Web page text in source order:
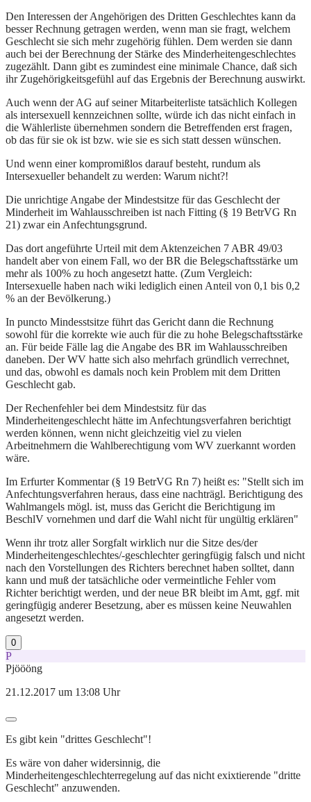
Den Interessen der Angehörigen des Dritten Geschlechtes kann da
besser Rechnung getragen werden, wenn man sie fragt, welchem
Geschlecht sie sich mehr zugehörig fühlen. Dem werden sie dann
auch bei der Berechnung der Stärke des Minderheitengeschlechtes
zugezählt. Dann gibt es zumindest eine minimale Chance, daß sich
ihr Zugehörigkeitsgefühl auf das Ergebnis der Berechnung auswirkt.
Auch wenn der AG auf seiner Mitarbeiterliste tatsächlich Kollegen
als intersexuell kennzeichnen sollte, würde ich das nicht einfach in
die Wählerliste übernehmen sondern die Betreffenden erst fragen,
ob das für sie ok ist bzw. wie sie es sich statt dessen wünschen.
Und wenn einer kompromißlos darauf besteht, rundum als
Intersexueller behandelt zu werden: Warum nicht?!
Die unrichtige Angabe der Mindestsitze für das Geschlecht der
Minderheit im Wahlausschreiben ist nach Fitting (§ 19 BetrVG Rn
21) zwar ein Anfechtungsgrund.
Das dort angeführte Urteil mit dem Aktenzeichen 7 ABR 49/03
handelt aber von einem Fall, wo der BR die Belegschaftsstärke um
mehr als 100% zu hoch angesetzt hatte. (Zum Vergleich:
Intersexuelle haben nach wiki lediglich einen Anteil von 0,1 bis 0,2
% an der Bevölkerung.)
In puncto Mindesstsitze führt das Gericht dann die Rechnung
sowohl für die korrekte wie auch für die zu hohe Belegschaftsstärke
an. Für beide Fälle lag die Angabe des BR im Wahlausschreiben
daneben. Der WV hatte sich also mehrfach gründlich verrechnet,
und das, obwohl es damals noch kein Problem mit dem Dritten
Geschlecht gab.
Der Rechenfehler bei dem Mindestsitz für das
Minderheitengeschlecht hätte im Anfechtungsverfahren berichtigt
werden können, wenn nicht gleichzeitig viel zu vielen
Arbeitnehmern die Wahlberechtigung vom WV zuerkannt worden
wäre.
Im Erfurter Kommentar (§ 19 BetrVG Rn 7) heißt es: "Stellt sich im
Anfechtungsverfahren heraus, dass eine nachträgl. Berichtigung des
Wahlmangels mögl. ist, muss das Gericht die Berichtigung im
BeschlV vornehmen und darf die Wahl nicht für ungültig erklären"
Wenn ihr trotz aller Sorgfalt wirklich nur die Sitze des/der
Minderheitengeschlechtes/-geschlechter geringfügig falsch und nicht
nach den Vorstellungen des Richters berechnet haben solltet, dann
kann und muß der tatsächliche oder vermeintliche Fehler vom
Richter berichtigt werden, und der neue BR bleibt im Amt, ggf. mit
geringfügig anderer Besetzung, aber es müssen keine Neuwahlen
angesetzt werden.
0
P
Pjöööng
21.12.2017 um 13:08 Uhr
Es gibt kein "drittes Geschlecht"!
Es wäre von daher widersinnig, die
Minderheitengeschlechterregelung auf das nicht exixtierende "dritte
Geschlecht" anzuwenden.